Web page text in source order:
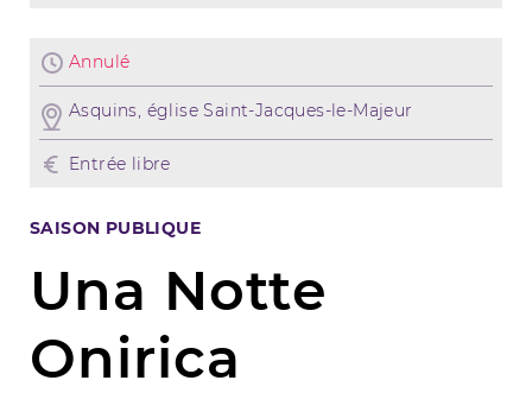
Annulé
Asquins, église Saint-Jacques-le-Majeur
Entrée libre
SAISON PUBLIQUE
Una Notte
Onirica